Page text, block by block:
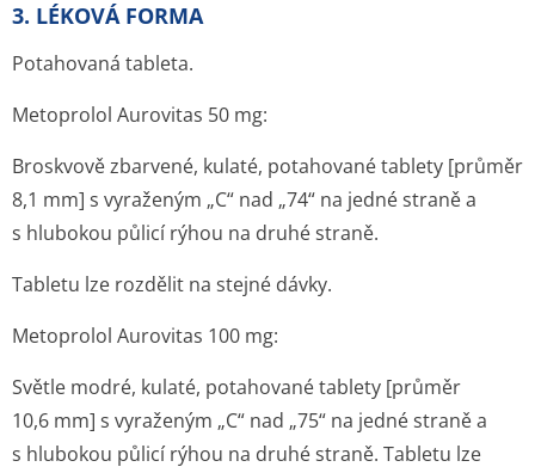
3. LÉKOVÁ FORMA
Potahovaná tableta.
Metoprolol Aurovitas 50 mg:
Broskvově zbarvené, kulaté, potahované tablety [průměr
8,1 mm] s vyraženým „C“ nad „74“ na jedné straně a
s hlubokou půlicí rýhou na druhé straně.
Tabletu lze rozdělit na stejné dávky.
Metoprolol Aurovitas 100 mg:
Světle modré, kulaté, potahované tablety [průměr
10,6 mm] s vyraženým „C“ nad „75“ na jedné straně a
s hlubokou půlicí rýhou na druhé straně. Tabletu lze